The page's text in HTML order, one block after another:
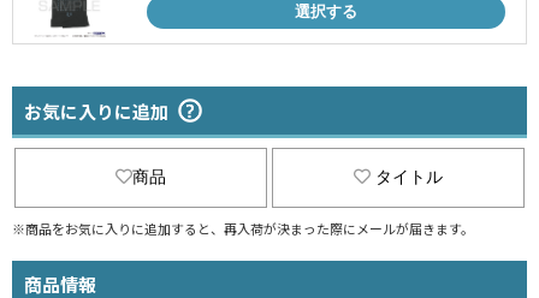
選択する
お気に入りに追加
商品 タイトル
※商品をお気に入りに追加すると、再入荷が決まった際にメールが届きます。
商品情報